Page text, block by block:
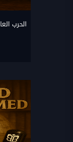
الحرب